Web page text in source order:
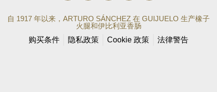
自 1917 年以来，ARTURO SÁNCHEZ 在 GUIJUELO 生产橡子
火腿和伊比利亚香肠
购买条件
隐私政策 Cookie 政策 法律警告